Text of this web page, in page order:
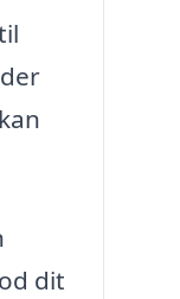
dit